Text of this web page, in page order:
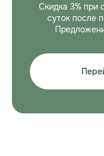
Скидка 3% при
суток после